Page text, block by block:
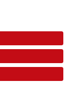
sati (s iznimkom